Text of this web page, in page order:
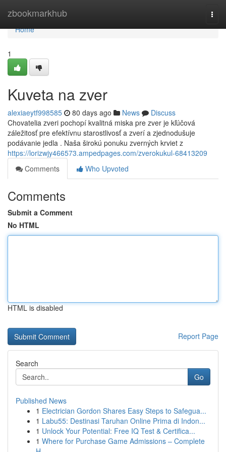
zbookmarkhub
Home
Home
1
Kuveta na zver
alexiaeytf998585 80 days ago News
Discuss
Chovatelia zveri pochopí kvalitná miska pre zver je kľúčová
záležitosť pre efektívnu starostlivosť a zverí a zjednodušuje
podávanie jedla . Naša širokú ponuku zverných krviet z
https://lorizwjy466573.ampedpages.com/zverokukul-68413209
Comments
Who Upvoted
Comments
Submit a Comment
No HTML
HTML is disabled
Report Page
Search
Go
Published News
1 Electrician Gordon Shares Easy Steps to Safegua...
1 Labu55: Destinasi Taruhan Online Prima di Indon...
1 Unlock Your Potential: Free IQ Test & Certifica...
1 Where for Purchase Game Admissions – Complete